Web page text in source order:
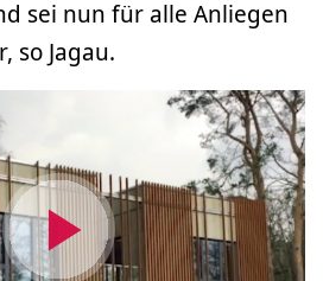
sei nun für alle Anliegen
so Jagau.
Video